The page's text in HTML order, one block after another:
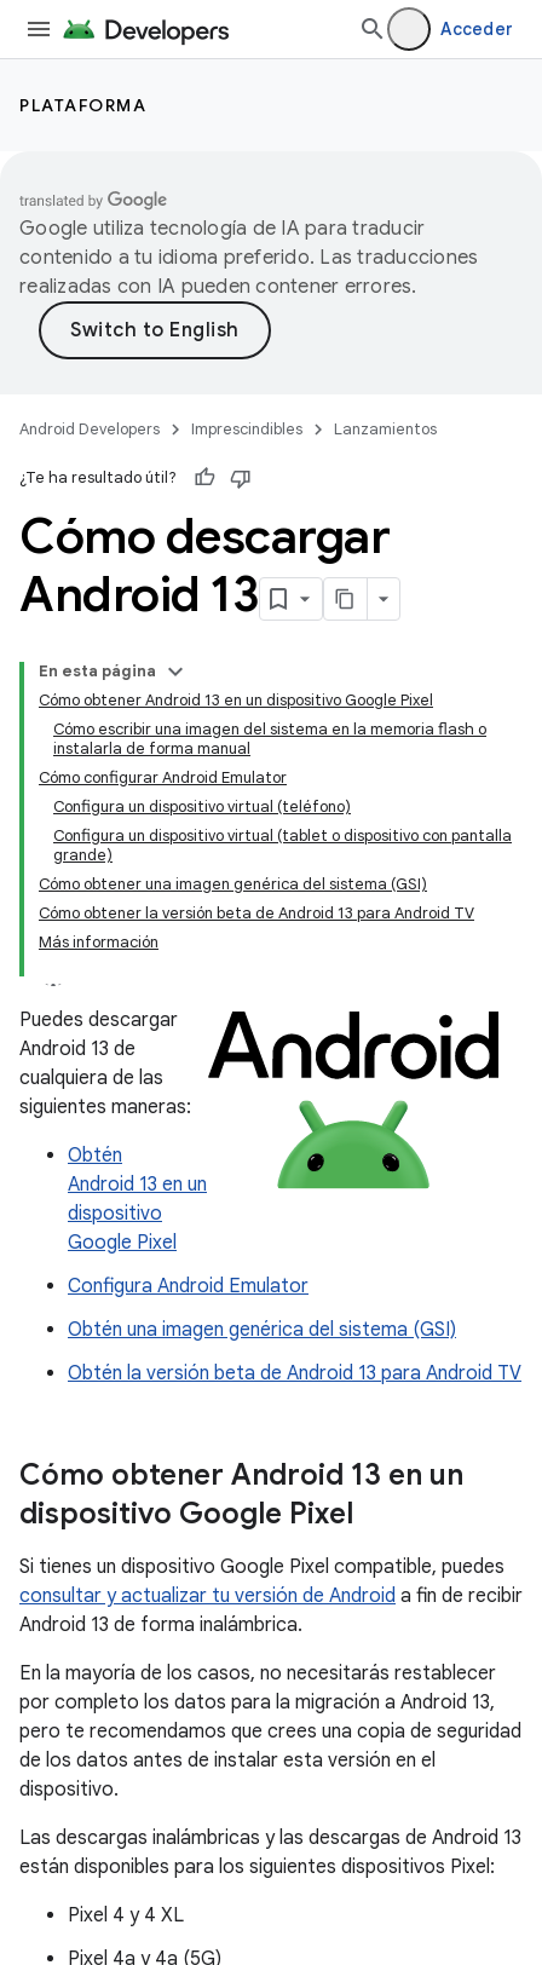
Acceder
PLATAFORMA
Google utiliza tecnología de IA para traducir
contenido a tu idioma preferido. Las traducciones
realizadas con IA pueden contener errores.
Android Developers Imprescindibles Lanzamientos
¿Te ha resultado útil?
Cómo descargar
Android 13
En esta página
Cómo obtener Android 13 en un dispositivo Google Pixel
Cómo escribir una imagen del sistema en la memoria flash o
instalarla de forma manual
Cómo configurar Android Emulator
Configura un dispositivo virtual (teléfono)
Configura un dispositivo virtual (tablet o dispositivo con pantalla
grande)
Cómo obtener una imagen genérica del sistema (GSI)
Cómo obtener la versión beta de Android 13 para Android TV
Más información
Puedes descargar
Android 13 de
cualquiera de las
siguientes maneras:
Obtén
Android 13 en un
dispositivo
Google Pixel
Configura Android Emulator
Obtén una imagen genérica del sistema (GSI)
Obtén la versión beta de Android 13 para Android TV
Cómo obtener Android 13 en un
dispositivo Google Pixel
Si tienes un dispositivo Google Pixel compatible, puedes
consultar y actualizar tu versión de Android a fin de recibir
Android 13 de forma inalámbrica.
En la mayoría de los casos, no necesitarás restablecer
por completo los datos para la migración a Android 13,
pero te recomendamos que crees una copia de seguridad
de los datos antes de instalar esta versión en el
dispositivo.
Las descargas inalámbricas y las descargas de Android 13
están disponibles para los siguientes dispositivos Pixel:
Pixel 4 y 4 XL
Pixel 4a y 4a (5G)